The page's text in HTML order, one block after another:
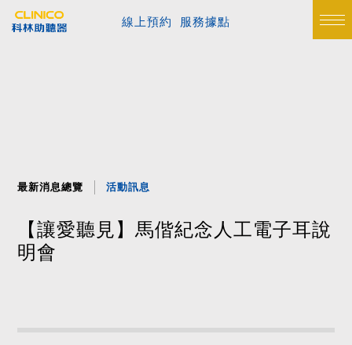
線上預約 服務據點
最新消息總覽 活動訊息
【讓愛聽見】馬偕紀念人工電子耳說
明會